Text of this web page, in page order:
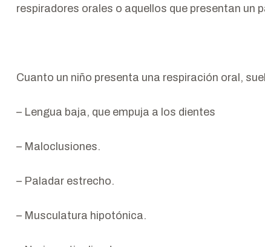
respiradores orales o aquellos que presentan un
Cuanto un niño presenta una respiración oral,
– Lengua baja, que empuja a los dientes
– Maloclusiones.
– Paladar estrecho.
– Musculatura hipotónica.